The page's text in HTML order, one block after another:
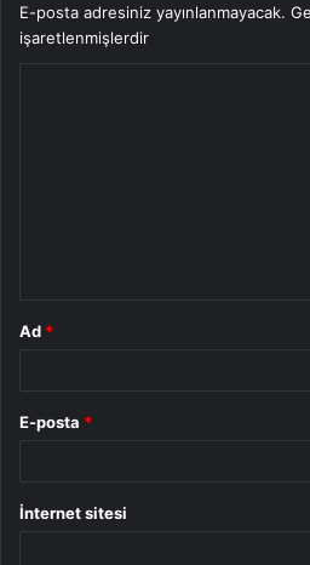
E-posta adresiniz yayınlanmayacak.
işaretlenmişlerdir
Ad *
E-posta *
İnternet sitesi